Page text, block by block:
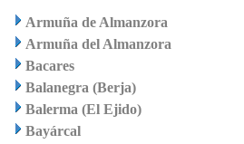
Armuña de Almanzora
Armuña del Almanzora
Bacares
Balanegra (Berja)
Balerma (El Ejido)
Bayárcal